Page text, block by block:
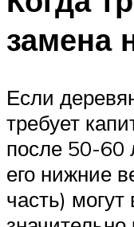
замена
Если
требует
после 50-60
его нижние
часть)